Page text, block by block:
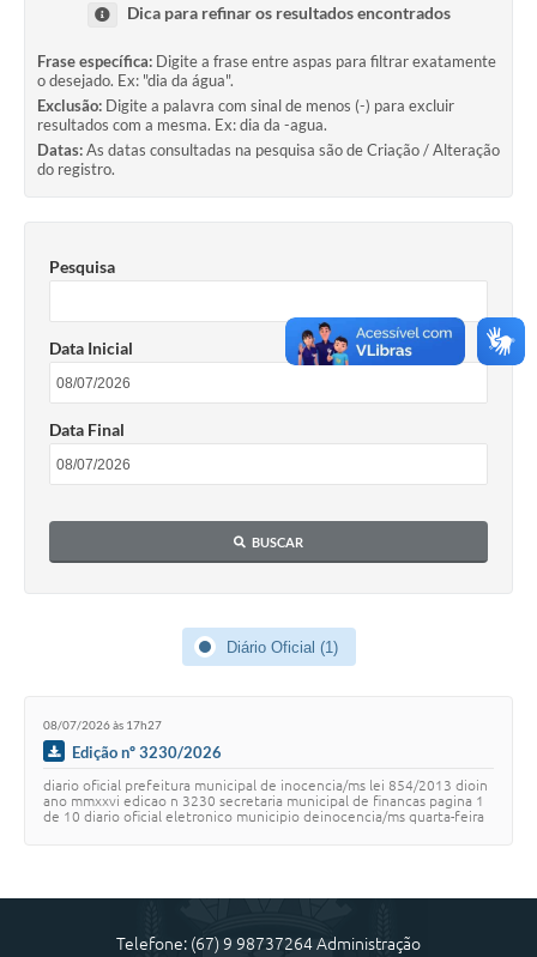
Diário Oficial
Renuncia de Receita
Galeria de Fotos
Cartas de Serviços
Divida Ativa
Programa de Estágio
PROCON
Cadeia Integrada de Valor
LGPD - Governo Digital
licenciamento ambiental
Dica para refinar os resultados encontrados
Frase específica: Digite a frase entre aspas para filtrar exatamente
o desejado. Ex: "dia da água".
Exclusão: Digite a palavra com sinal de menos (-) para excluir
resultados com a mesma. Ex: dia da -agua.
Datas:As datas consultadas na pesquisa são de Criação / Alteração
do registro.
Pesquisa
Data Inicial
Data Final
BUSCAR
Diário Oficial (1)
08/07/2026 às 17h27
Edição nº 3230/2026
diario oficial prefeitura municipal de inocencia/ms lei 854/2013 dioin
ano mmxxvi edicao n 3230 secretaria municipal de financas pagina 1
de 10 diario oficial eletronico municipio deinocencia/ms quarta-feira
Telefone: (67) 9 98737264 Administração